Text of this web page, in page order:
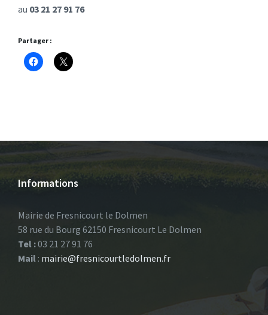
au 03 21 27 91 76
Partager :
Informations
Mairie de Fresnicourt le Dolmen
58 rue du Bourg 62150 Fresnicourt Le Dolmen
Tel :03 21 27 91 76
Mail : mairie@fresnicourtledolmen.fr